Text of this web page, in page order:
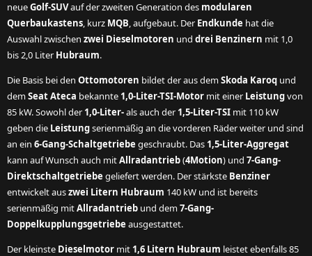
neueGolf-SUVauf der zweiten Generation des modularen
Querbaukastens, kurz MQB, aufgebaut. Der Endkunde hat die
Auswahl zwischen zwei Dieselmotoren und drei Benzinern mit 1,0
bis 2,0 Liter Hubraum.
Die Basis bei den Ottomotoren bildet der aus demSkoda Karoq und
demSeat Ateca bekannte 1,0-Liter-TSI-Motor mit einer Leistungvon
85 kW. Sowohl der 1,0-Liter-als auch der 1,5-Liter-TSI mit 110 kW
geben die Leistungserienmäßig an die vorderen Räder weiter und sind
an ein 6-Gang-Schaltgetriebe geschraubt. Das 1,5-Liter-Aggregat
kann auf Wunsch auch mitAllradantrieb(4Motion) und 7-Gang-
Direktschaltgetriebe geliefert werden. Der stärkste Benziner
entwickelt auszwei Litern Hubraum 140 kW und ist bereits
serienmäßig mitAllradantrieb und dem7-Gang-
Doppelkupplungsgetriebe ausgestattet.
Der kleinste Dieselmotor mit 1,6 Litern Hubraum leistet ebenfalls 85